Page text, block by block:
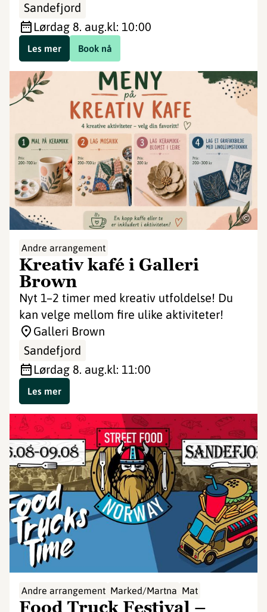
Sandefjord
lørdag 8. aug.kl: 10:00
Book nå
Les mer
©
Andre arrangement
Kreativ kafé i Galleri
Brown
Nyt 1–2 timer med kreativ utfoldelse! Du
kan velge mellom fire ulike aktiviteter!
Galleri Brown
Sandefjord
lørdag 8. aug.kl: 11:00
Les mer
Andre arrangement Marked/Martna Mat
Food Truck Festival –